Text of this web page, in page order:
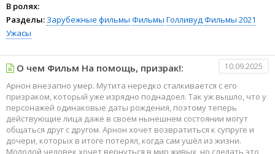
В ролях:
Разделы: Зарубежные фильмы Фильмы ГолливудФильмы 2021
Ужасы
О чем Фильм На помощь, призрак!: 10.09.2025
Арнон внезапно умер. Мутита нередко сталкивается с его
призраком, который уже изрядно поднадоел. Так уж вышло, что у
персонажей одинаковые даты рождения, поэтому теперь
действующие лица даже в своем нынешнем состоянии могут
общаться друг с другом. Арнон хочет возвратиться к супруге и
дочери, которых в итоге потерял, когда сам ушёл из жизни.
Молодой человек хочет вернуться в мир живых, но сделать это